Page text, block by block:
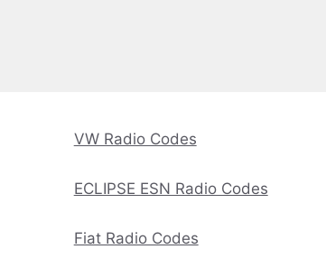
VW Radio Codes
ECLIPSE ESN Radio Codes
Fiat Radio Codes